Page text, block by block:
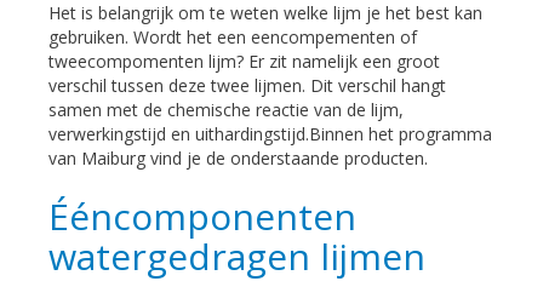
Het is belangrijk om te weten welke lijm je het best kan
gebruiken. Wordt het een eencompementen of
tweecompomenten lijm? Er zit namelijk een groot
verschil tussen deze twee lijmen. Dit verschil hangt
samen met de chemische reactie van de lijm,
verwerkingstijd en uithardingstijd.Binnen het programma
van Maiburg vind je de onderstaande producten.
Ééncomponenten
watergedragen lijmen